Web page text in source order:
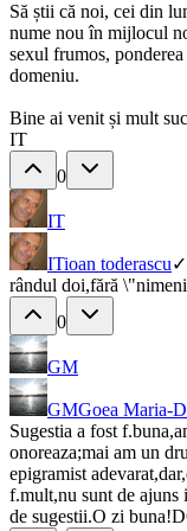
Să știi că noi, cei din
nume nou în mijlocul
sexul frumos,
domeniu.
Bine ai venit și mult
IT
0
IT
ITioan toderascu✓
rândul doi,fără
0
GM
GMGoea Maria-
Sugestia a fost
onoreaza;mai am un
epigramist
f.mult,nu sunt de ajuns
de sugestii.O zi